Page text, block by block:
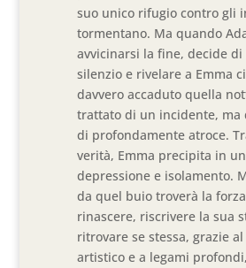
suo unico rifugio contro gli
tormentano. Ma quando
avvicinarsi la fine, decide
silenzio e rivelare a Emma
davvero accaduto quella
trattato di un incidente, ma
di profondamente atroce.
verità, Emma precipita in
depressione e isolamento.
da quel buio troverà la
rinascere, riscrivere la sua
ritrovare se stessa, grazie
artistico e a legami